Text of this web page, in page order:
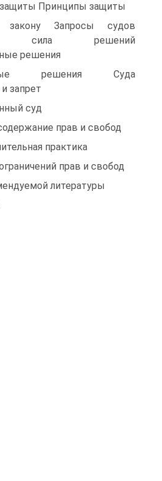
Принципы защиты
Запросы судов
сила решений
решения
решения Суда
запрет
суд
прав и свобод
практика
прав и свобод
литературы